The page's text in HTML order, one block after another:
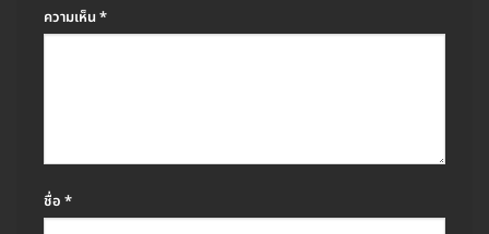
ความเห็น*
ชื่อ *